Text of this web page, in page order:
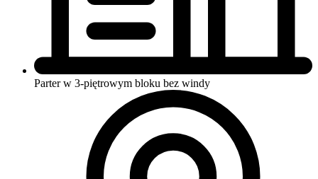
Parter w 3-piętrowym bloku bez windy